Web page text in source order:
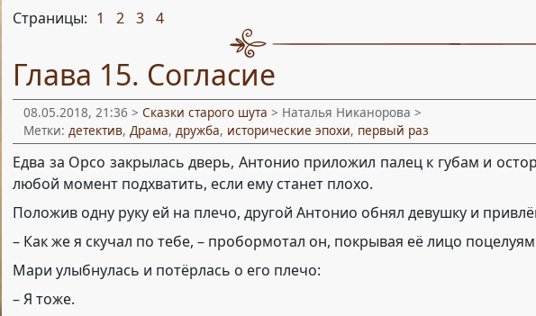
Страницы: 1 2 3 4
Глава 15. Согласие
08.05.2018, 21:36 > Сказки старого шута > Наталья Никанорова >
Метки: детектив, Драма, дружба, исторические эпохи, первый раз
Едва за Орсо закрылась дверь, Антонио приложил палец к губам и
любой момент подхватить, если ему станет плохо.
Положив одну руку ей на плечо, другой Антонио обнял девушку и
– Как же я скучал по тебе, – пробормотал он, покрывая её лицо
Мари улыбнулась и потёрлась о его плечо:
– Я тоже.